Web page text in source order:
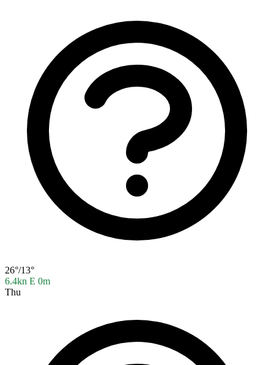
26°/13°
6.4kn E 0m
Thu